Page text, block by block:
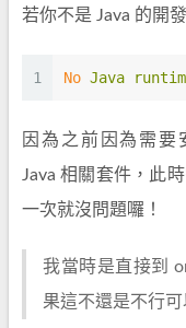
若你不是 Java 的開
1 No Java
因為之前因為需要
Java 相關套件，此
一次就沒問題囉！
我當時是直接到
果這不還是不行